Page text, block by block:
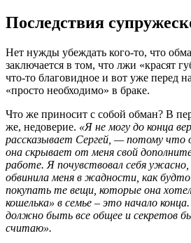
Последствия
Нет нужды убеждать кого-то, что
заключается в том, что лжи «красят
что-то благовидное и вот уже перед
«просто необходимо» в браке.
Что же приносит с собой обман? В
же, недоверие. «Я не могу до конца
рассказывает Сергей, — потому что
она скрывает от меня свой
работе. Я почувствовал себя
обвинила меня в жадности, как будто
покупать те вещи, которые она
кошелька» в семье – это начало
должно быть все общее и секретов
считаю».